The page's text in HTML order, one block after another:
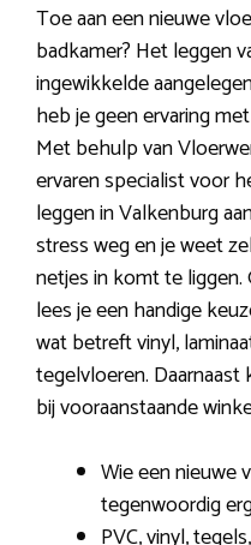
Toe aan een nieuwe
badkamer? Het leggen
ingewikkelde
heb je geen ervaring
Met behulp van
ervaren specialist voor
leggen in Valkenburg
stress weg en je weet
netjes in komt te
lees je een handige
wat betreft vinyl,
tegelvloeren. Daarnaast
bij vooraanstaande
Wie een nieuwe
tegenwoordig